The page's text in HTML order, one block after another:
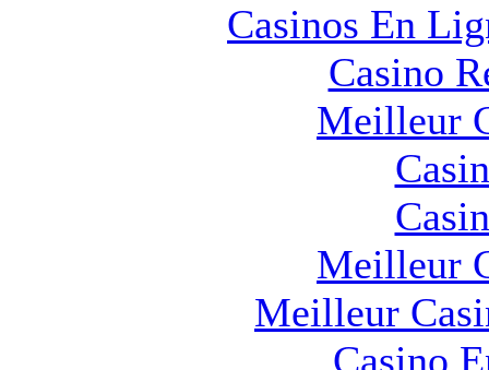
Casinos En
Casino
Meilleur
Meilleur
Meilleur
Casino